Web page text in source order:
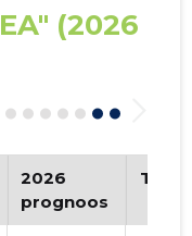
(2026
2026
prognoos
Trend